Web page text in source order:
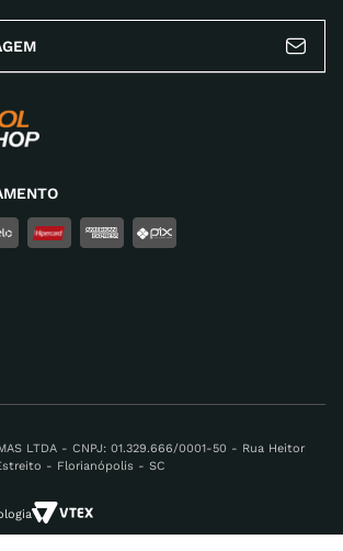
LTDA - CNPJ: 01.329.666/0001-50 - Rua Heitor
- Florianópolis - SC